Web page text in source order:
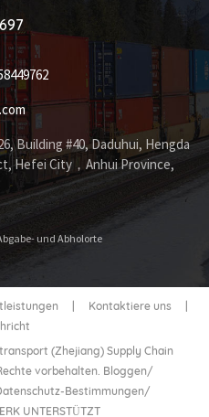
Building #40, Daduhui, Hengda
Hefei City，Anhui Province,
und Abholorte
Kontaktiere uns
(Zhejiang) Supply Chain
vorbehalten. Bloggen/
Bestimmungen/
UNTERSTÜTZT